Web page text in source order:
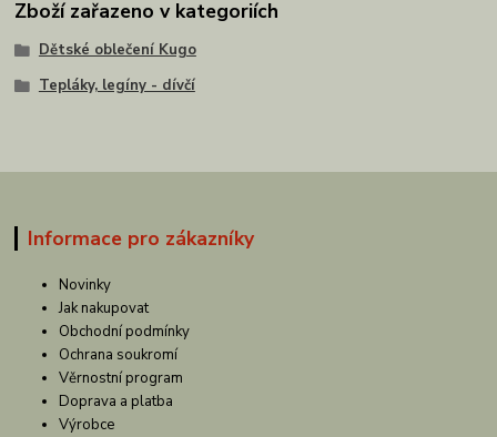
Zboží zařazeno v kategoriích
Dětské oblečení Kugo
Tepláky, legíny - dívčí
Informace pro zákazníky
Novinky
Jak nakupovat
Obchodní podmínky
Ochrana soukromí
Věrnostní program
Doprava a platba
Výrobce